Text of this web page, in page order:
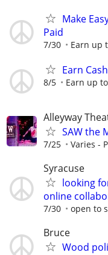
Make
Paid
7/30 Earn up
Earn
8/5 Earn up
Alleyway
SAW the
7/25 Varies -
Syracuse
looking
online
7/30 open to
Bruce
Wood